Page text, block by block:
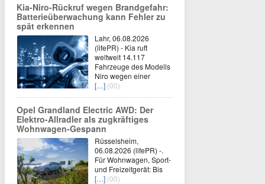
Kia-Niro-Rückruf wegen Brandgefahr:
Batterieüberwachung kann Fehler zu
spät erkennen
Lahr, 06.08.2026
(lifePR) - Kia ruft
weltweit 14.117
Fahrzeuge des Modells
Niro wegen einer
[…] (00)
Opel Grandland Electric AWD: Der
Elektro-Allradler als zugkräftiges
Wohnwagen-Gespann
Rüsselsheim,
06.08.2026 (lifePR) -.
Für Wohnwagen, Sport-
und Freizeitgerät: Bis
[…] (00)